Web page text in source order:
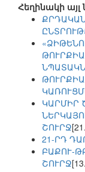
Հեղինակի այլ
ԿԱՐՄԻՐ
ՇՈՒՐՋ
21-ՐԴ
ԲԱՔՈՒ-
ՇՈՒՐՋ